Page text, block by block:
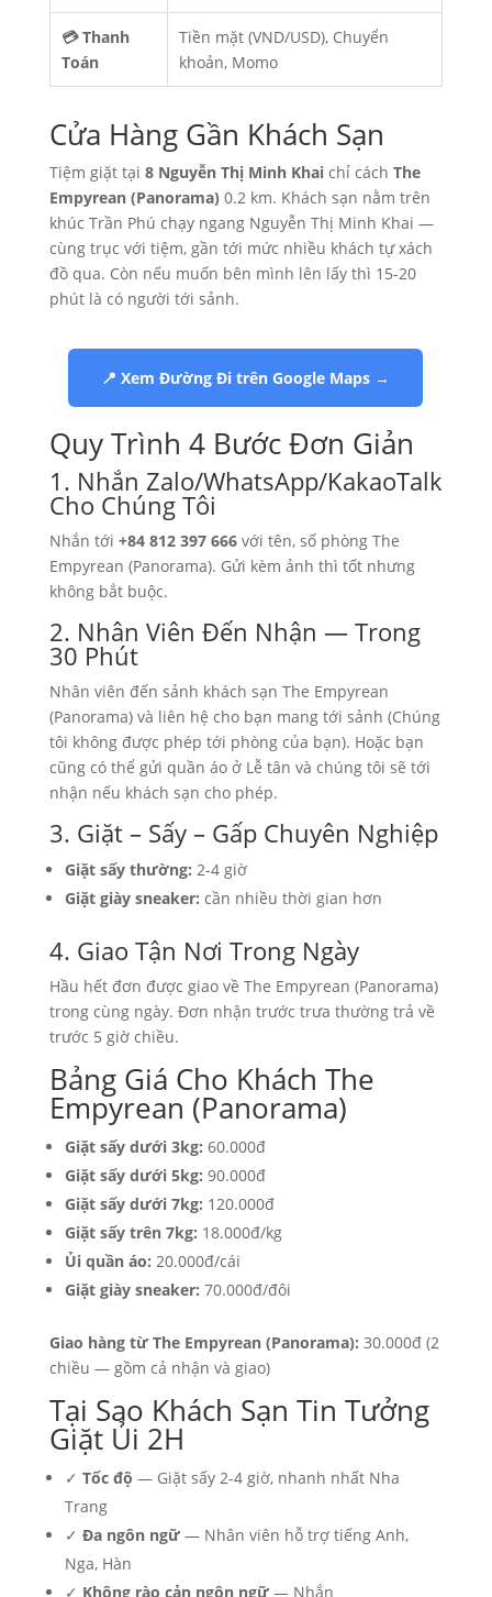
💳 Thanh
Toán
Tiền mặt (VND/USD), Chuyển
khoản, Momo
Cửa Hàng Gần Khách Sạn
Tiệm giặt tại 8 Nguyễn Thị Minh Khaichỉ cách The
Empyrean (Panorama) 0.2 km. Khách sạn nằm trên
khúc Trần Phú chạy ngang Nguyễn Thị Minh Khai —
cùng trục với tiệm, gần tới mức nhiều khách tự xách
đồ qua. Còn nếu muốn bên mình lên lấy thì 15-20
phút là có người tới sảnh.
📍 Xem Đường Đi trên Google Maps →
Quy Trình 4 Bước Đơn Giản
1. Nhắn Zalo/WhatsApp/KakaoTalk
Cho Chúng Tôi
Nhắn tới +84 812 397 666với tên, số phòng The
Empyrean (Panorama). Gửi kèm ảnh thì tốt nhưng
không bắt buộc.
2. Nhân Viên Đến Nhận — Trong
30 Phút
Nhân viên đến sảnh khách sạn The Empyrean
(Panorama) và liên hệ cho bạn mang tới sảnh (Chúng
tôi không được phép tới phòng của bạn). Hoặc bạn
cũng có thể gửi quần áo ở Lễ tân và chúng tôi sẽ tới
nhận nếu khách sạn cho phép.
3. Giặt – Sấy – Gấp Chuyên Nghiệp
Giặt sấy thường: 2-4 giờ
Giặt giày sneaker: cần nhiều thời gian hơn
4. Giao Tận Nơi Trong Ngày
Hầu hết đơn được giao về The Empyrean (Panorama)
trong cùng ngày. Đơn nhận trước trưa thường trả về
trước 5 giờ chiều.
Bảng Giá Cho Khách The
Empyrean (Panorama)
Giặt sấy dưới 3kg: 60.000đ
Giặt sấy dưới 5kg: 90.000đ
Giặt sấy dưới 7kg: 120.000đ
Giặt sấy trên 7kg: 18.000đ/kg
Ủi quần áo: 20.000đ/cái
Giặt giày sneaker: 70.000đ/đôi
Giao hàng từ The Empyrean (Panorama): 30.000đ (2
chiều — gồm cả nhận và giao)
Tại Sao Khách Sạn Tin Tưởng
Giặt Ủi 2H
✓ Tốc độ — Giặt sấy 2-4 giờ, nhanh nhất Nha
Trang
✓ Đa ngôn ngữ— Nhân viên hỗ trợ tiếng Anh,
Nga, Hàn
✓ Không rào cản ngôn ngữ— Nhắn